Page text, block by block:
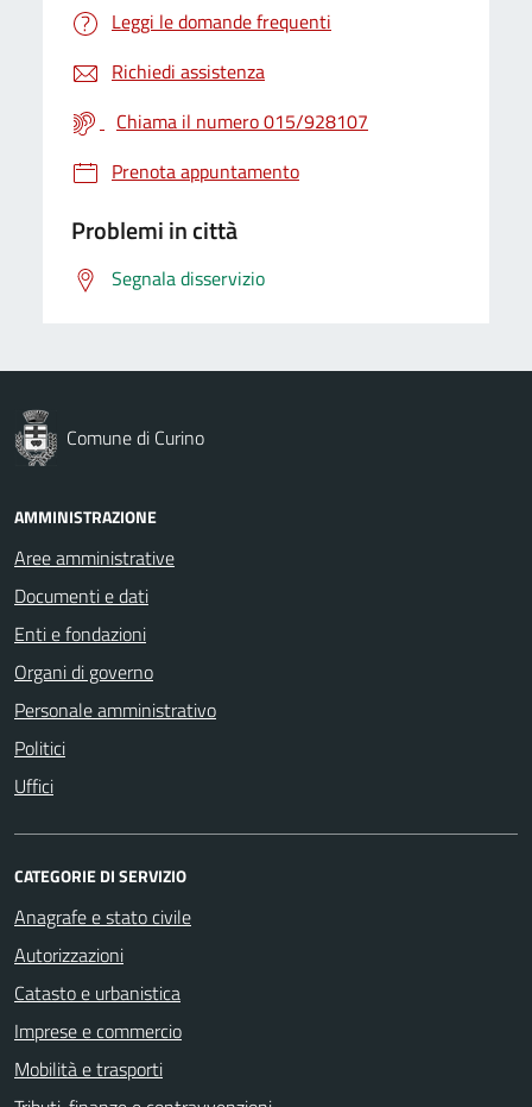
Leggi le domande frequenti
Richiedi assistenza
Chiama il numero 015/928107
Prenota appuntamento
Problemi in città
Segnala disservizio
Comune di Curino
AMMINISTRAZIONE
Aree amministrative
Documenti e dati
Enti e fondazioni
Organi di governo
Personale amministrativo
Politici
Uffici
CATEGORIE DI SERVIZIO
Anagrafe e stato civile
Autorizzazioni
Catasto e urbanistica
Imprese e commercio
Mobilità e trasporti